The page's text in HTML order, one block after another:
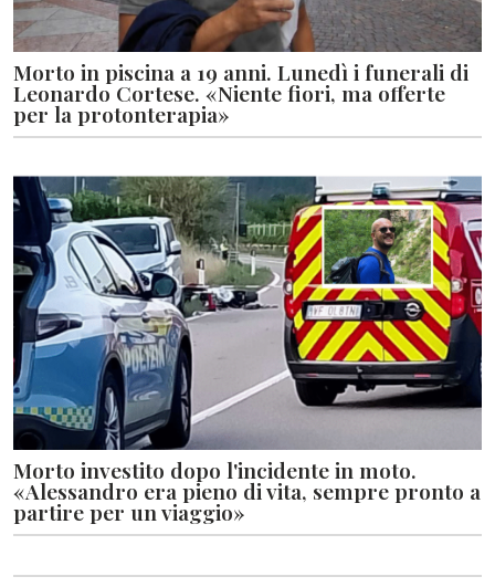
Morto in piscina a 19 anni. Lunedì i funerali di
Leonardo Cortese. «Niente fiori, ma offerte
per la protonterapia»
Morto investito dopo l'incidente in moto.
«Alessandro era pieno di vita, sempre pronto a
partire per un viaggio»